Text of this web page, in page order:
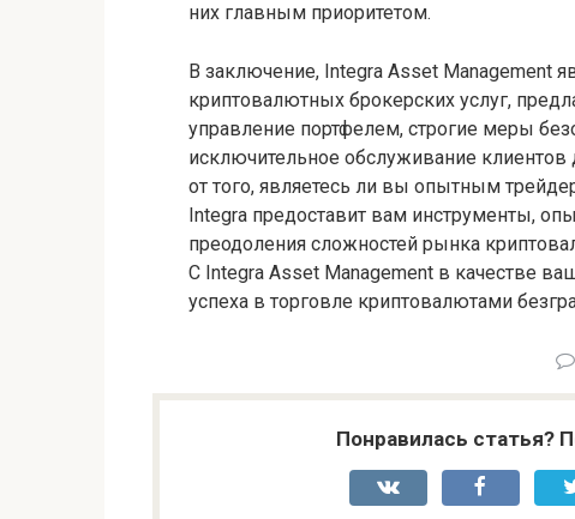
них главным приоритетом.
В заключение, Integra Asset Management
криптовалютных брокерских услуг,
управление портфелем, строгие меры
исключительное обслуживание
от того, являетесь ли вы опытным
Integra предоставит вам инструменты,
преодоления сложностей рынка
С Integra Asset Management в качестве
успеха в торговле криптовалютами
Понравилась статья?